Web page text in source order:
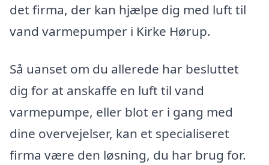
det firma, der kan hjælpe dig med luft til
vand varmepumper i Kirke Hørup.
Så uanset om du allerede har besluttet
dig for at anskaffe en luft til vand
varmepumpe, eller blot er i gang med
dine overvejelser, kan et specialiseret
firma være den løsning, du har brug for.